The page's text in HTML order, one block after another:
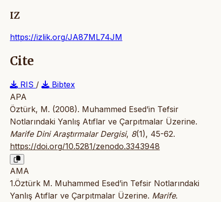
IZ
https://izlik.org/JA87ML74JM
Cite
RIS /
Bibtex
APA
Öztürk, M. (2008). Muhammed Esed’in Tefsir
Notlarındaki Yanlış Atıflar ve Çarpıtmalar Üzerine.
Marife Dini Araştırmalar Dergisi, 8(1), 45-62.
https://doi.org/10.5281/zenodo.3343948
AMA
1.Öztürk M. Muhammed Esed’in Tefsir Notlarındaki
Yanlış Atıflar ve Çarpıtmalar Üzerine. Marife.